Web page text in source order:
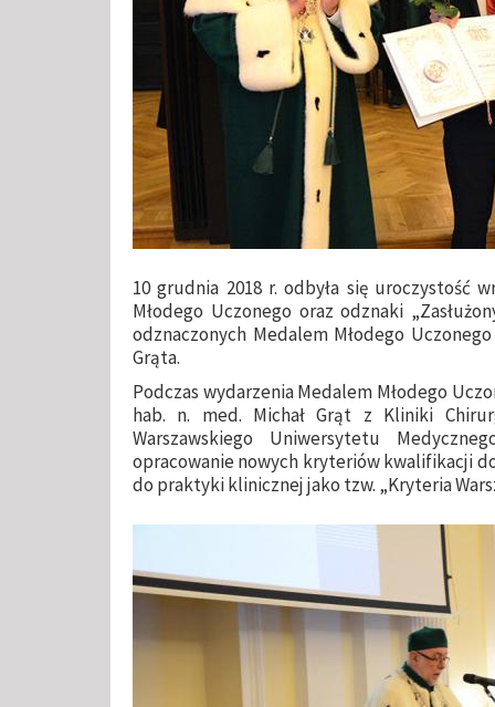
10 grudnia 2018 r. odbyła się uroczystość
Młodego Uczonego oraz odznaki
odznaczonych Medalem Młodego
Grąta.
Podczas wydarzenia Medalem Młodego
hab. n. med. Michał Grąt z Kliniki
Warszawskiego Uniwersytetu
opracowanie nowych kryteriów kwalifikacji
do praktyki klinicznej jako tzw. „Kryteria